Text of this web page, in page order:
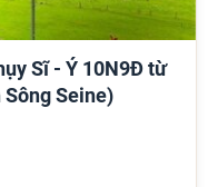
Sĩ - Ý 10N9Đ từ
Sông Seine)